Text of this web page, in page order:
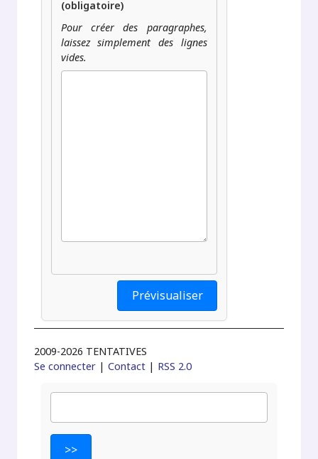
(obligatoire)
Pour créer des paragraphes,
laissez simplement des lignes
vides.
2009-2026 TENTATIVES
Se connecter |Contact | RSS 2.0